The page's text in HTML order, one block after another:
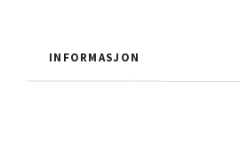
INFORMASJON